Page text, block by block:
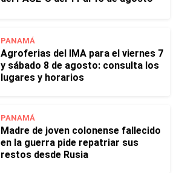
PANAMÁ
Agroferias del IMA para el viernes 7
y sábado 8 de agosto: consulta los
lugares y horarios
PANAMÁ
Madre de joven colonense fallecido
en la guerra pide repatriar sus
restos desde Rusia